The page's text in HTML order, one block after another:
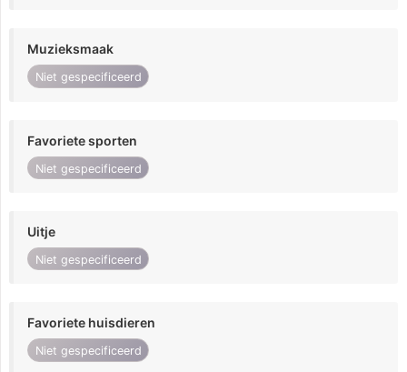
Muzieksmaak
Niet gespecificeerd
Favoriete sporten
Niet gespecificeerd
Uitje
Niet gespecificeerd
Favoriete huisdieren
Niet gespecificeerd